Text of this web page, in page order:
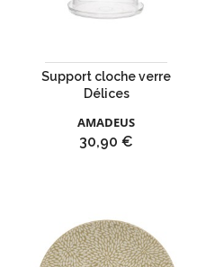
Support cloche verre
Délices
AMADEUS
Prix
30,90 €